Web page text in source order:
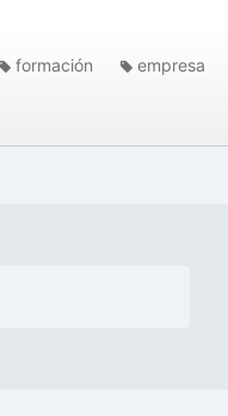
formación empresa